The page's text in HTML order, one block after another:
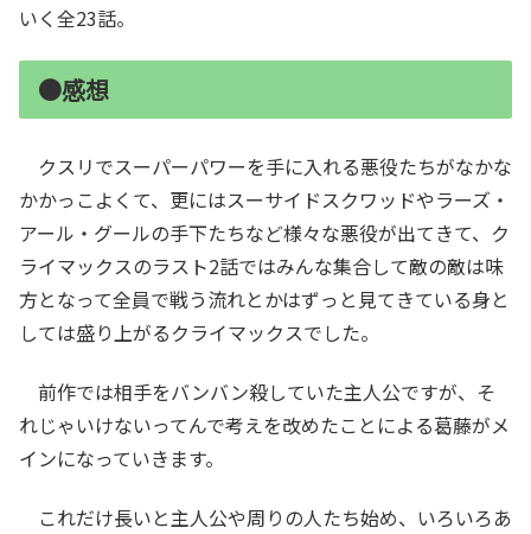
いく全23話。
●感想
クスリでスーパーパワーを手に入れる悪役たちがなかな
かかっこよくて、更にはスーサイドスクワッドやラーズ・
アール・グールの手下たちなど様々な悪役が出てきて、ク
ライマックスのラスト2話ではみんな集合して敵の敵は味
方となって全員で戦う流れとかはずっと見てきている身と
しては盛り上がるクライマックスでした。
前作では相手をバンバン殺していた主人公ですが、そ
れじゃいけないってんで考えを改めたことによる葛藤がメ
インになっていきます。
これだけ長いと主人公や周りの人たち始め、いろいろあ